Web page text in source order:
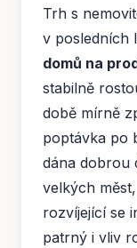
Trh s
v posledních
domů na
stabilně
době mírně
poptávka po
dána dobrou
velkých
rozvíjející se
patrný i vliv